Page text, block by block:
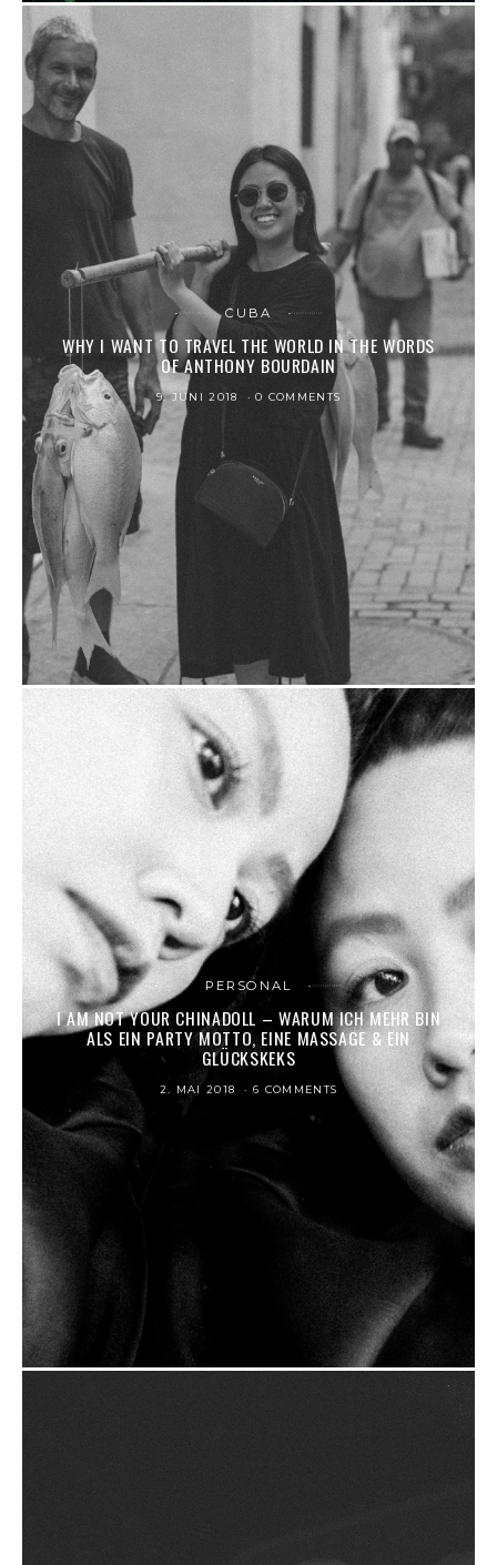
CUBA
WHY I WANT TO TRAVEL THE WORLD IN THE WORDS
OF ANTHONY BOURDAIN
9. JUNI 2018 0 COMMENTS
PERSONAL
I AM NOT YOUR CHINADOLL – WARUM ICH MEHR BIN
ALS EIN PARTY MOTTO, EINE MASSAGE & EIN
GLÜCKSKEKS
2. MAI 2018 6 COMMENTS